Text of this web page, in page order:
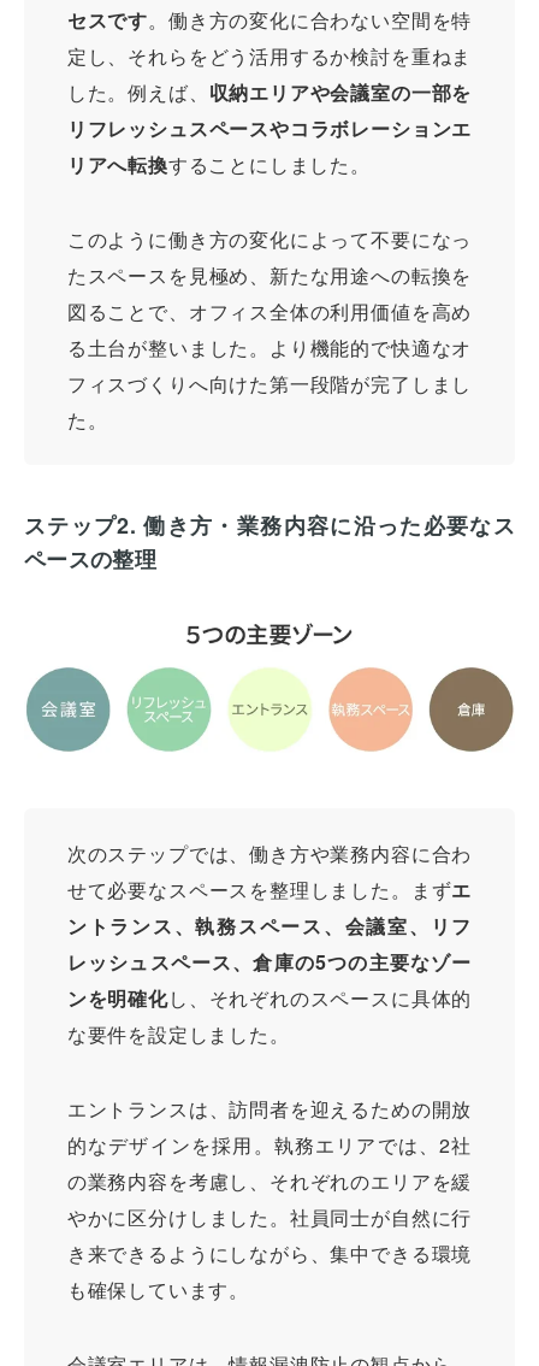
セスです。働き方の変化に合わない空間を特
定し、それらをどう活用するか検討を重ねま
した。例えば、 収納エリアや会議室の一部を
リフレッシュスペースやコラボレーションエ
リアへ転換することにしました。
このように働き方の変化によって不要になっ
たスペースを見極め、新たな用途への転換を
図ることで、オフィス全体の利用価値を高め
る土台が整いました。より機能的で快適なオ
フィスづくりへ向けた第一段階が完了しまし
た。
ステップ2. 働き方・業務内容に沿った必要なス
ペースの整理
次のステップでは、働き方や業務内容に合わ
せて必要なスペースを整理しました。まずエ
ントランス、執務スペース、会議室、リフ
レッシュスペース、倉庫の5つの主要なゾー
ンを明確化し、それぞれのスペースに具体的
な要件を設定しました。
エントランスは、訪問者を迎えるための開放
的なデザインを採用。執務エリアでは、2社
の業務内容を考慮し、それぞれのエリアを緩
やかに区分けしました。社員同士が自然に行
き来できるようにしながら、集中できる環境
も確保しています。